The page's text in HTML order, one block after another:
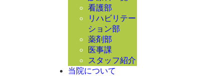
看護部
リハビリテー
ション部
薬剤部
医事課
スタッフ紹介
当院について